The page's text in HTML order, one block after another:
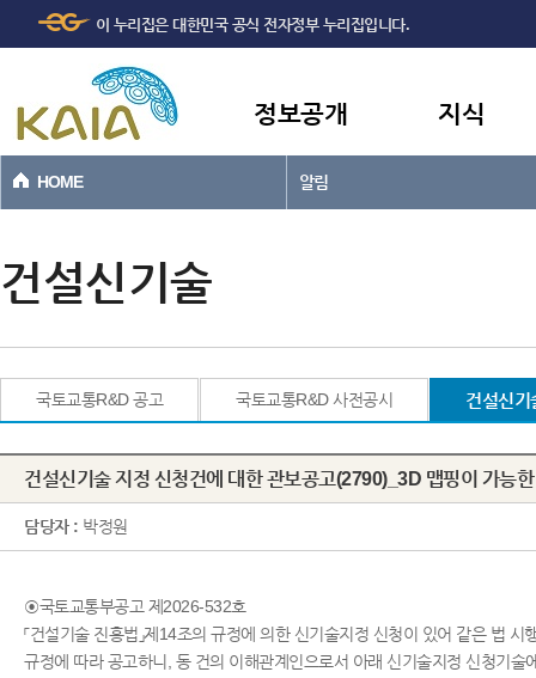
본문바로가기
이 누리집은 대한민국 공식 전자정부 누리집입니다.
정보공개 지식
HOME 알림
건설신기술
국토교통R&D 공고 국토교통R&D 사전공시 건설신기
건설신기술 지정 신청건에 대한 관보공고(2790)_3D 맵핑이 가능
담당자 : 박정원
◉국토교통부공고 제2026-532호
「건설기술 진흥법」제14조의 규정에 의한 신기술지정 신청이 있어 같은 법 시
규정에 따라 공고하니, 동 건의 이해관계인으로서 아래 신기술지정 신청기술